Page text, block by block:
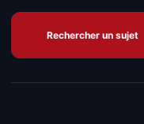
Rechercher un sujet